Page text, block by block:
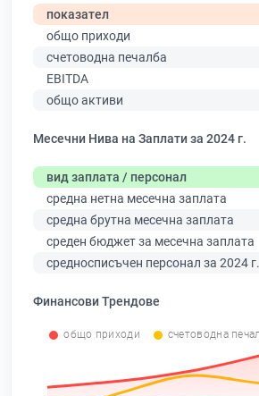
показател
общо приходи
счетоводна печалба
EBITDA
общо активи
Месечни Нива на Заплати за 2024 г.
вид заплата / персонал
средна нетна месечна заплата
средна брутна месечна заплата
среден бюджет за месечна заплата
средносписъчен персонал за 2024 г.
Финансови Трендове
общо приходи счетоводна